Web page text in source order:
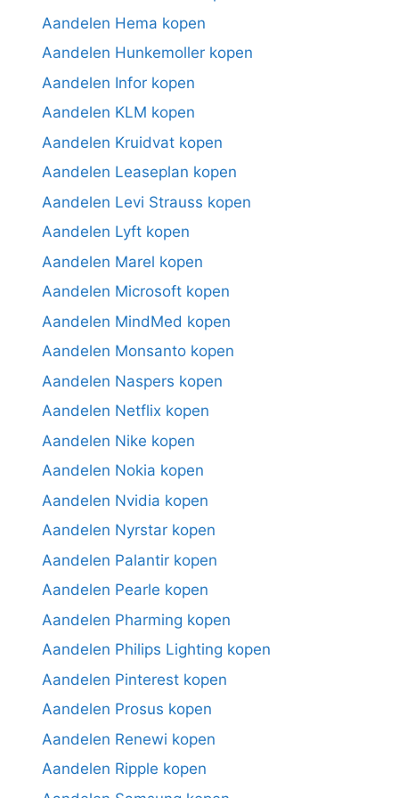
Aandelen Hema kopen
Aandelen Hunkemoller kopen
Aandelen Infor kopen
Aandelen KLM kopen
Aandelen Kruidvat kopen
Aandelen Leaseplan kopen
Aandelen Levi Strauss kopen
Aandelen Lyft kopen
Aandelen Marel kopen
Aandelen Microsoft kopen
Aandelen MindMed kopen
Aandelen Monsanto kopen
Aandelen Naspers kopen
Aandelen Netflix kopen
Aandelen Nike kopen
Aandelen Nokia kopen
Aandelen Nvidia kopen
Aandelen Nyrstar kopen
Aandelen Palantir kopen
Aandelen Pearle kopen
Aandelen Pharming kopen
Aandelen Philips Lighting kopen
Aandelen Pinterest kopen
Aandelen Prosus kopen
Aandelen Renewi kopen
Aandelen Ripple kopen